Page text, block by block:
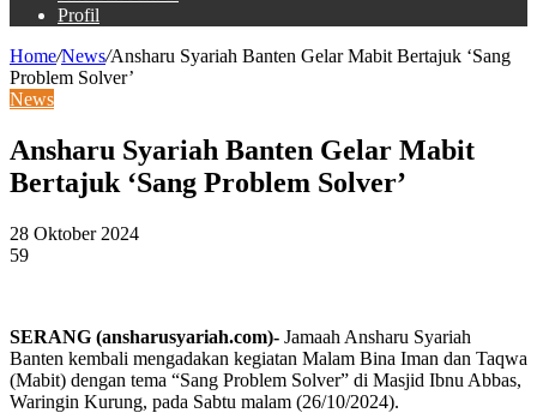
Profil
Home/News/Ansharu Syariah Banten Gelar Mabit Bertajuk ‘Sang
Problem Solver’
News
Ansharu Syariah Banten Gelar Mabit
Bertajuk ‘Sang Problem Solver’
28 Oktober 2024
59
SERANG (ansharusyariah.com)- Jamaah Ansharu Syariah
Banten kembali mengadakan kegiatan Malam Bina Iman dan Taqwa
(Mabit) dengan tema “Sang Problem Solver” di Masjid Ibnu Abbas,
Waringin Kurung, pada Sabtu malam (26/10/2024).